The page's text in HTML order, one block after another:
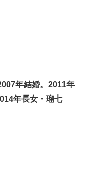
年結婚。2011年
年長女・瑠七